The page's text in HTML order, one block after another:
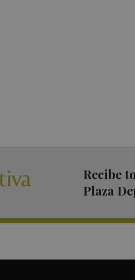
Recibe
Plaza